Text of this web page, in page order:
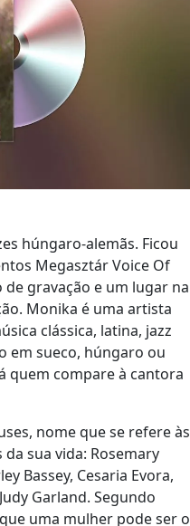
húngaro-alemãs. Ficou
Megasztár Voice Of
gravação e um lugar na
Monika é uma artista
clássica, latina, jazz
em sueco, húngaro ou
quem compare à cantora
nome que se refere às
sua vida: Rosemary
Bassey, Cesaria Evora,
Garland. Segundo
uma mulher pode ser o